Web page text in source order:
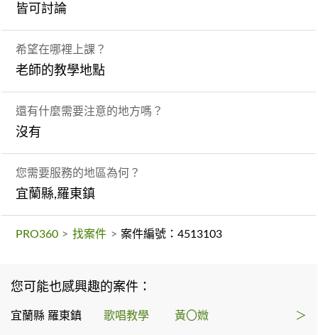
皆可討論
希望在哪裡上課？
老師的教學地點
還有什麼需要注意的地方嗎？
沒有
您需要服務的地區為何？
宜蘭縣,羅東鎮
PRO360 > 找案件 > 案件編號：4513103
您可能也感興趣的案件：
宜蘭縣 羅東鎮 歌唱教學 黃〇媺 ＞